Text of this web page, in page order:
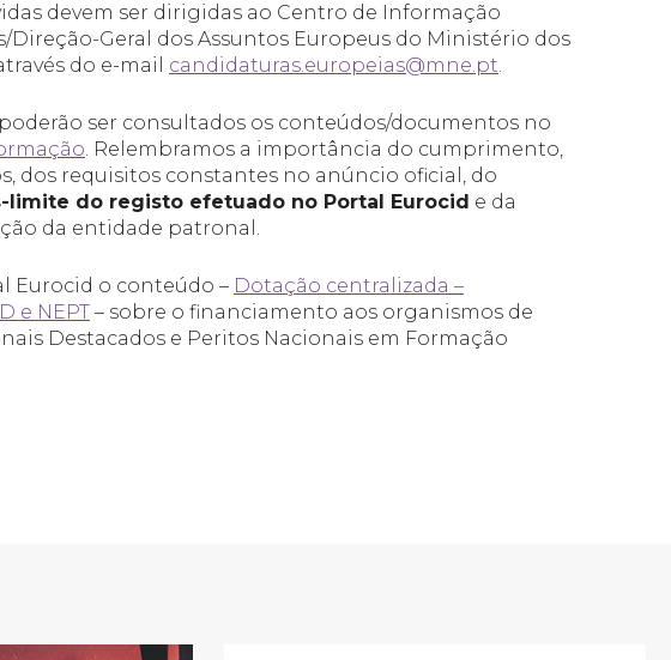
devem ser dirigidas ao Centro de Informação
Direção-Geral dos Assuntos Europeus do Ministério dos
do e-mail candidaturas.europeias@mne.pt.
ser consultados os conteúdos/documentos no
. Relembramos a importância do cumprimento,
dos requisitos constantes no anúncio oficial, do
limite do registo efetuado no Portal Eurocid e da
da entidade patronal.
Eurocid o conteúdo – Dotação centralizada –
e NEPT – sobre o financiamento aos organismos de
Destacados e Peritos Nacionais em Formação